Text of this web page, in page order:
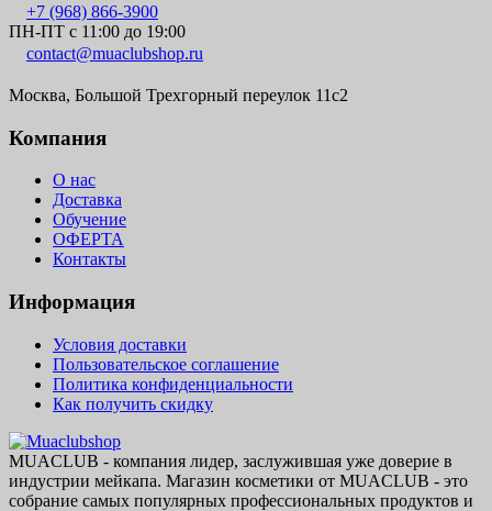
+7 (968) 866-3900
ПН-ПТ с 11:00 до 19:00
contact@muaclubshop.ru
Москва, Большой Трехгорный переулок 11с2
Компания
О нас
Доставка
Обучение
ОФЕРТА
Контакты
Информация
Условия доставки
Пользовательское соглашение
Политика конфиденциальности
Как получить скидку
MUACLUB - компания лидер, заслужившая уже доверие в
индустрии мейкапа. Магазин косметики от MUACLUB - это
собрание самых популярных профессиональных продуктов и